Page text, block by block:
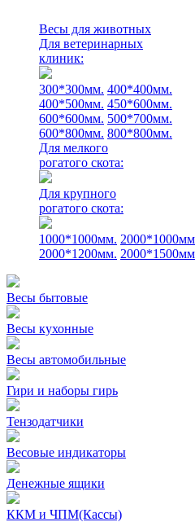
Весы для животных
Для ветеринарных
клиник:
300*300мм. 400*400мм.
400*500мм. 450*600мм.
600*600мм. 500*700мм.
600*800мм. 800*800мм.
Для мелкого
рогатого скота:
Для крупного
рогатого скота:
1000*1000мм.
2000*1200мм.
Весы бытовые
Весы кухонные
Весы автомобильные
Гири и наборы гирь
Тензодатчики
Весовые индикаторы
Денежные ящики
ККМ и ЧПМ(Кассы)